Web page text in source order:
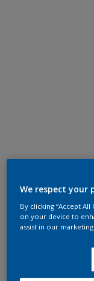
We respect your
By clicking “Accept
on your device to
assist in our